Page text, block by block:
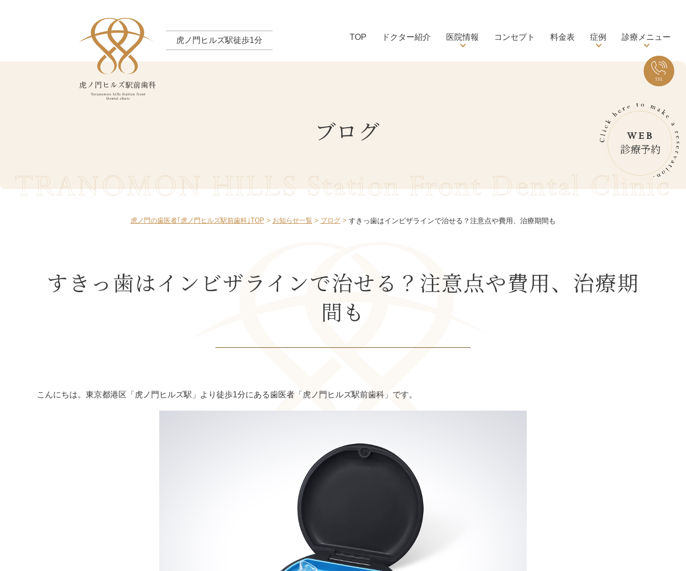
虎ノ門ヒルズ駅徒歩1分 TOP ドクター紹介 医院情報 コンセプト 料金表 症例 診療メニュー
ブログ
TRANOMON HILLS StationFront Dental Clinic
虎ノ門の歯医者｢虎ノ門ヒルズ駅前歯科｣TOP お知らせ一覧 ブログ すきっ歯はインビザラインで治せる？注意点や費用、治療期間も
すきっ歯はインビザラインで治せる？注意点や費用、治療期
間も
こんにちは。東京都港区「虎ノ門ヒルズ駅」より徒歩1分にある歯医者「虎ノ門ヒルズ駅前歯科」です。
TEL
WEB
診療予約